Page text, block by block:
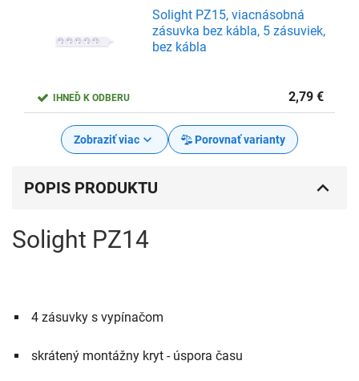
IHNEĎ K ODBERU
Solight PZ15, viacnásobná
zásuvka bez kábla, 5 zásuviek,
bez kábla
2,79 €
Zobraziť viac Porovnať varianty
POPIS PRODUKTU
Solight PZ14
4 zásuvky s vypínačom
skrátený montážny kryt - úspora času